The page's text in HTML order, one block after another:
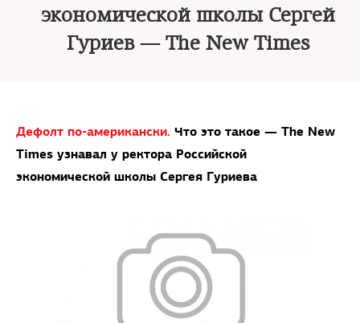
экономической школы Сергей
Гуриев — The New Times
Дефолт по-американски. Что это такое — The New
Times узнавал у ректора Российской
экономической школы Сергея Гуриева